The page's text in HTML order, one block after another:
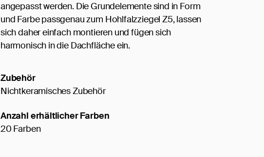
angepasst werden. Die Grundelemente sind in Form
und Farbe passgenau zum Hohlfalzziegel Z5, lassen
sich daher einfach montieren und fügen sich
harmonisch in die Dachfläche ein.
Zubehör
Nichtkeramisches Zubehör
Anzahl erhältlicher Farben
20 Farben